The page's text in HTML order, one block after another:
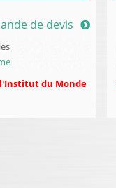
de devis
l'Institut du Monde